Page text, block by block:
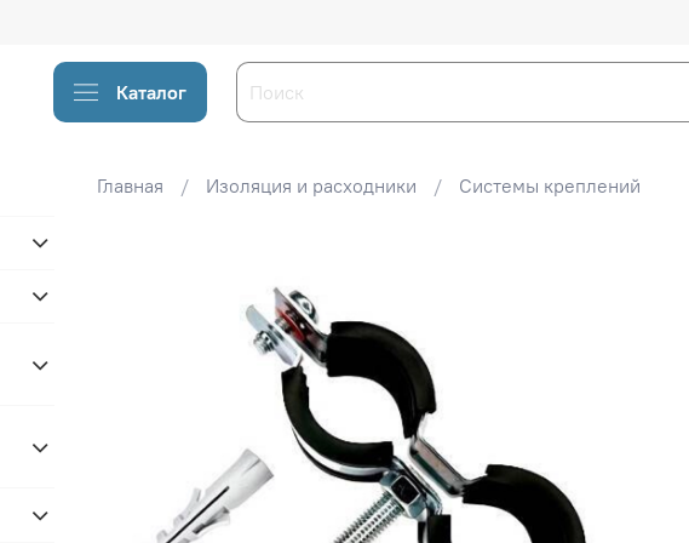
Каталог
Главная Изоляция и расходники Системы креплений